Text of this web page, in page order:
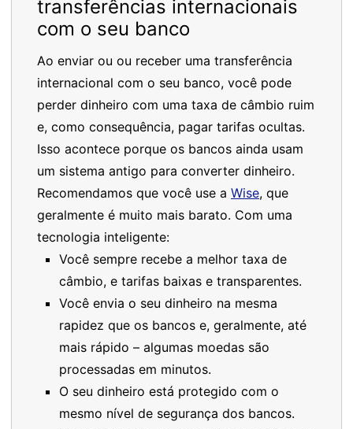
transferências internacionais
com o seu banco
Ao enviar ou ou receber uma transferência
internacional com o seu banco, você pode
perder dinheiro com uma taxa de câmbio ruim
e, como consequência, pagar tarifas ocultas.
Isso acontece porque os bancos ainda usam
um sistema antigo para converter dinheiro.
Recomendamos que você use a Wise, que
geralmente é muito mais barato. Com uma
tecnologia inteligente:
Você sempre recebe a melhor taxa de
câmbio, e tarifas baixas e transparentes.
Você envia o seu dinheiro na mesma
rapidez que os bancos e, geralmente, até
mais rápido – algumas moedas são
processadas em minutos.
O seu dinheiro está protegido com o
mesmo nível de segurança dos bancos.